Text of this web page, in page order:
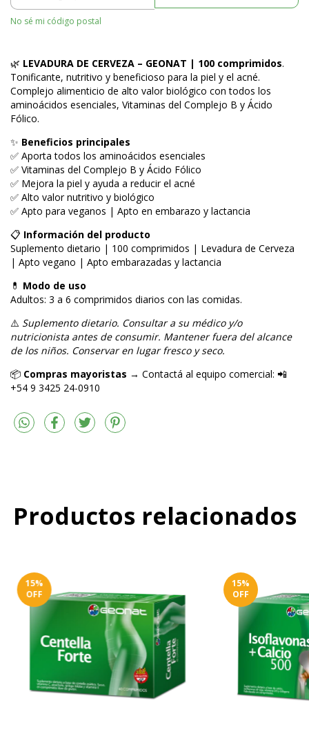
No sé mi código postal
🌿 LEVADURA DE CERVEZA – GEONAT | 100 comprimidos.
Tonificante, nutritivo y beneficioso para la piel y el acné.
Complejo alimenticio de alto valor biológico con todos los
aminoácidos esenciales, Vitaminas del Complejo B y Ácido
Fólico.
✨ Beneficios principales
✅ Aporta todos los aminoácidos esenciales
✅ Vitaminas del Complejo B y Ácido Fólico
✅ Mejora la piel y ayuda a reducir el acné
✅ Alto valor nutritivo y biológico
✅ Apto para veganos | Apto en embarazo y lactancia
📋 Información del producto
Suplemento dietario | 100 comprimidos | Levadura de Cerveza
| Apto vegano | Apto embarazadas y lactancia
💊 Modo de uso
Adultos: 3 a 6 comprimidos diarios con las comidas.
⚠️ Suplemento dietario. Consultar a su médico y/o
nutricionista antes de consumir. Mantener fuera del alcance
de los niños. Conservar en lugar fresco y seco.
📦 Compras mayoristas → Contactá al equipo comercial: 📲
+54 9 3425 24-0910
Productos relacionados
15%
OFF
15%
OFF